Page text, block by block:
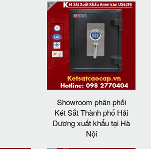
Showroom phân phối
Két Sắt Thành phố Hải
Dương xuất khẩu tại Hà
Nội